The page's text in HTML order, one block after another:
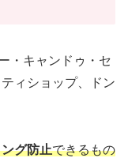
・キャンドゥ・セ
ィショップ、ドン
グ防止できるもの